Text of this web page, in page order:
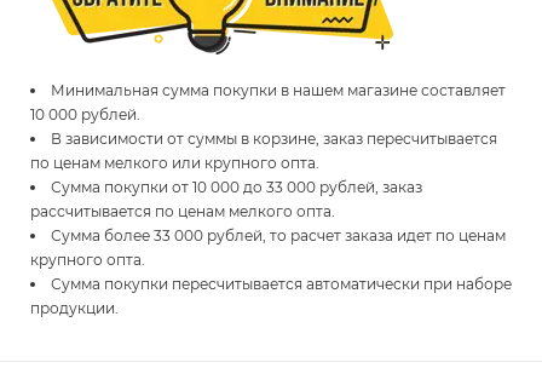
Минимальная сумма покупки в нашем магазине составляет
10 000 рублей.
В зависимости от суммы в корзине, заказ пересчитывается
по ценам мелкого или крупного опта.
Сумма покупки от 10 000 до 33 000 рублей, заказ
рассчитывается по ценам мелкого опта.
Сумма более 33 000 рублей, то расчет заказа идет по ценам
крупного опта.
Сумма покупки пересчитывается автоматически при наборе
продукции.